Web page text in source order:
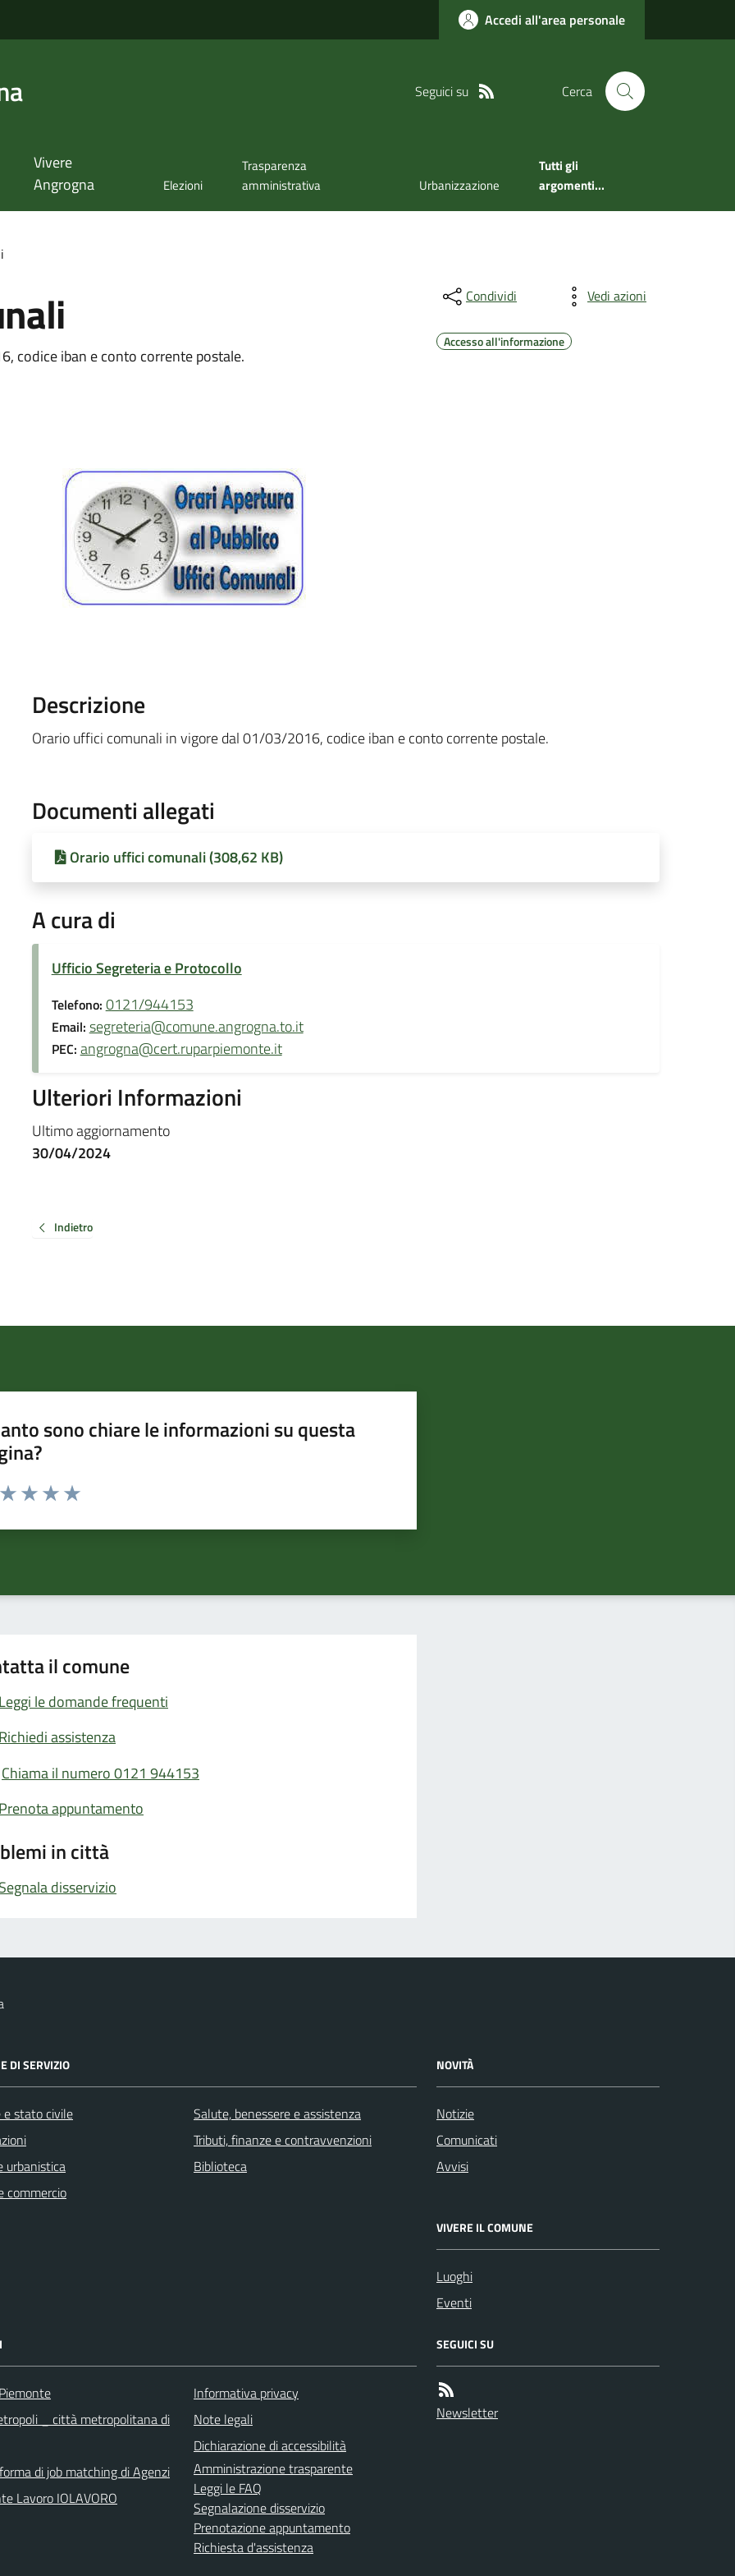
Accedi all'area personale
Seguici su Cerca
Vivere
Angrogna
Elezioni
Trasparenza
amministrativa
Urbanizzazione
Tutti gli
argomenti...
codice iban e conto corrente postale.
Condividi Vedi azioni
Accesso all'informazione
Descrizione
Orario uffici comunali in vigore dal 01/03/2016, codice iban e conto corrente postale.
Documenti allegati
Orario uffici comunali (308,62 KB)
A cura di
Ufficio Segreteria e Protocollo
Telefono: 0121/944153
Email: segreteria@comune.angrogna.to.it
PEC: angrogna@cert.ruparpiemonte.it
Ulteriori Informazioni
Ultimo aggiornamento
30/04/2024
Indietro
sono chiare le informazioni su questa
da 1 a 5 stelle la pagina
il comune
Leggi le domande frequenti
Richiedi assistenza
Chiama il numero 0121 944153
Prenota appuntamento
in città
Segnala disservizio
DI SERVIZIO
e stato civile
urbanistica
commercio
Salute, benessere e assistenza
Tributi, finanze e contravvenzioni
Biblioteca
NOVITÀ
Notizie
Comunicati
Avvisi
VIVERE IL COMUNE
Luoghi
Eventi
_ città metropolitana di
di job matching di Agenzi
Lavoro IOLAVORO
Informativa privacy
Note legali
Dichiarazione di accessibilità
Amministrazione trasparente
Leggi le FAQ
Segnalazione disservizio
Prenotazione appuntamento
Richiesta d'assistenza
SEGUICI SU
Newsletter